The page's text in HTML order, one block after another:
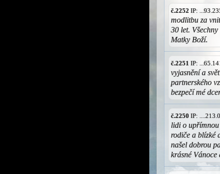
č.2252 IP:
modlitbu za
30 let.
Matky Boží.
č.2251 IP:
vyjasnění a
partnerského
bezpečí mé
č.2250 IP:
lidi o
rodiče a blízké
našel dobrou
krásné Vánoce